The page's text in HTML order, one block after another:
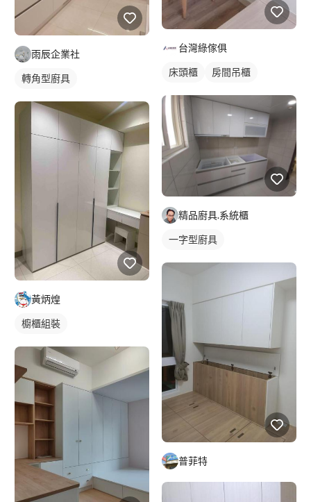
雨辰企業社
轉角型廚具
黃炳煌
櫥櫃組裝
台灣綠傢俱
床頭櫃 房間吊櫃
精品廚具.系統櫃
一字型廚具
普菲特